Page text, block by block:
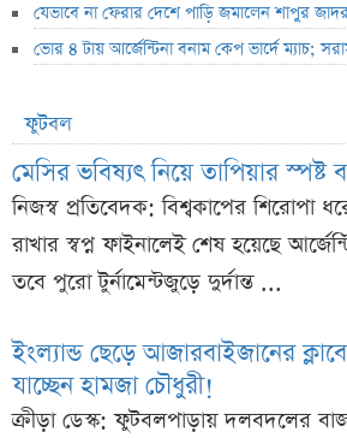
যেভাবে না ফেরার দেশে পাড়ি জমালেন শাপুর
ভোর ৪ টায় আর্জেন্টিনা বনাম কেপ ভার্দে ম্যাচ;
ফুটবল
মেসির ভবিষ্যৎ নিয়ে তাপিয়ার স্পষ্ট
নিজস্ব প্রতিবেদক: বিশ্বকাপের শিরোপা
রাখার স্বপ্ন ফাইনালেই শেষ হয়েছে
তবে পুরো টুর্নামেন্টজুড়ে দুর্দান্ত ...
ইংল্যান্ড ছেড়ে আজারবাইজানের ক্লাবে
যাচ্ছেন হামজা চৌধুরী!
ক্রীড়া ডেস্ক: ফুটবলপাড়ায় দলবদলের